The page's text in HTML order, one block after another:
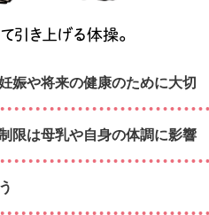
娠や将来の健康のために大切
限は母乳や自身の体調に影響